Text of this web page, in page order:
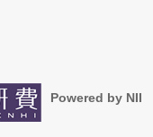
Powered by NII